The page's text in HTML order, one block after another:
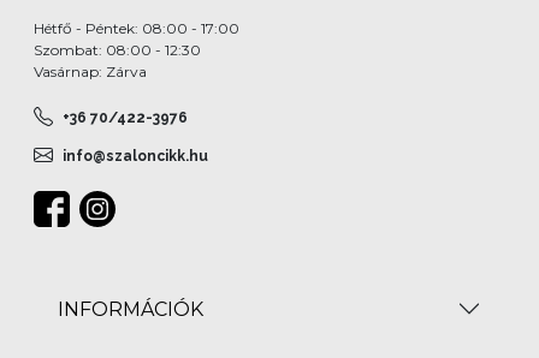
Hétfő - Péntek: 08:00 - 17:00
Szombat: 08:00 - 12:30
Vasárnap: Zárva
+36 70/422-3976
info@szaloncikk.hu
INFORMÁCIÓK